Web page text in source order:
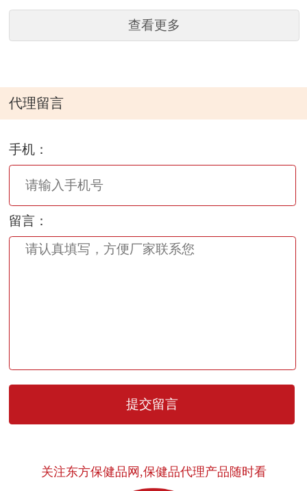
查看更多
代理留言
手机：
留言：
关注东方保健品网,保健品代理产品随时看